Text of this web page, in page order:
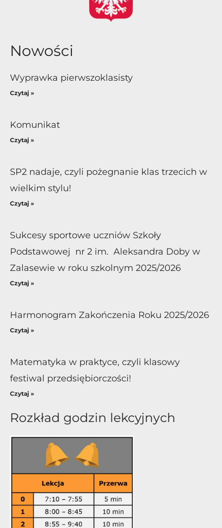
Nowości
Wyprawka pierwszoklasisty
Czytaj »
Komunikat
Czytaj »
SP2 nadaje, czyli pożegnanie klas trzecich w
wielkim stylu!
Czytaj »
Sukcesy sportowe uczniów Szkoły
Podstawowej nr 2 im. Aleksandra Doby w
Zalasewie w roku szkolnym 2025/2026
Czytaj »
Harmonogram Zakończenia Roku 2025/2026
Czytaj »
Matematyka w praktyce, czyli klasowy
festiwal przedsiębiorczości!
Czytaj »
Rozkład godzin lekcyjnych